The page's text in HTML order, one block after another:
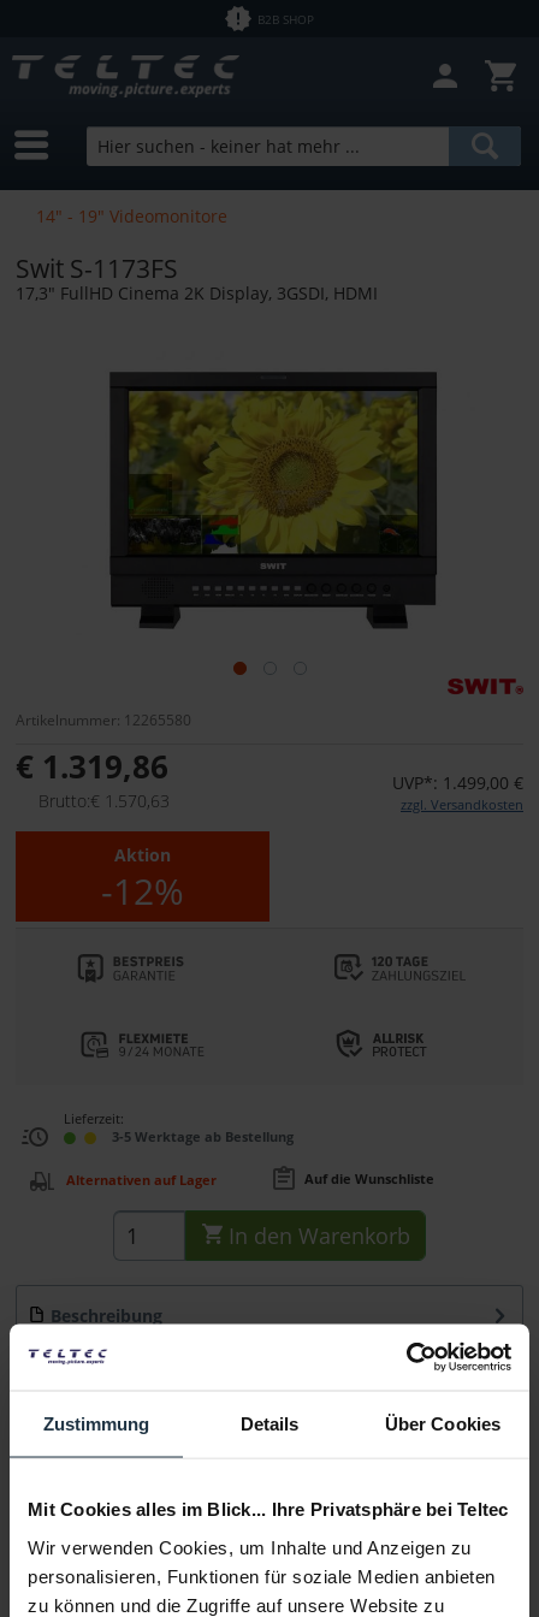
Zustimmung Details Über Cookies
Mit Cookies alles im Blick... Ihre Privatsphäre bei Teltec
Wir verwenden Cookies, um Inhalte und Anzeigen zu
personalisieren, Funktionen für soziale Medien anbieten
zu können und die Zugriffe auf unsere Website zu
B2B SHOP
14" - 19" Videomonitore
Swit S-1173FS
17,3" FullHD Cinema 2K Display, 3GSDI, HDMI
Artikelnummer: 12265580
€ 1.319,86
Brutto:€ 1.570,63
UVP*: 1.499,00 €
zzgl. Versandkosten
Aktion
-12%
Lieferzeit:
3-5 Werktage ab Bestellung
Alternativen auf Lager Auf die Wunschliste
In den Warenkorb
Beschreibung
Der Swit S-1173FS bietet FullHD mit einer 1920 x 1080
1
Medien